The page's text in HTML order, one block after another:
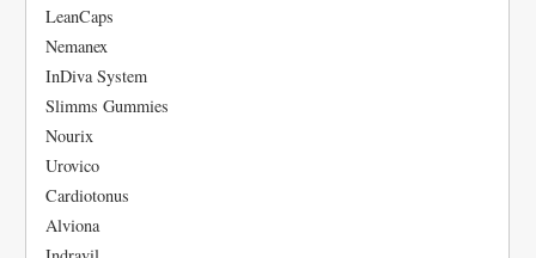
LeanCaps
Nemanex
InDiva System
Slimms Gummies
Nourix
Urovico
Cardiotonus
Alviona